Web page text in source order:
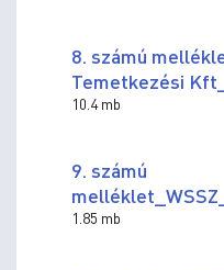
8. számú
Temetkezési
10.4 mb
9. számú
1.85 mb